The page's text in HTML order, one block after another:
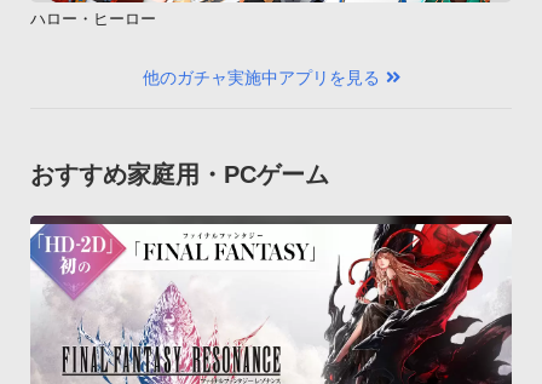
ハロー・ヒーロー
他のガチャ実施中アプリを見る
おすすめ家庭用・PCゲーム